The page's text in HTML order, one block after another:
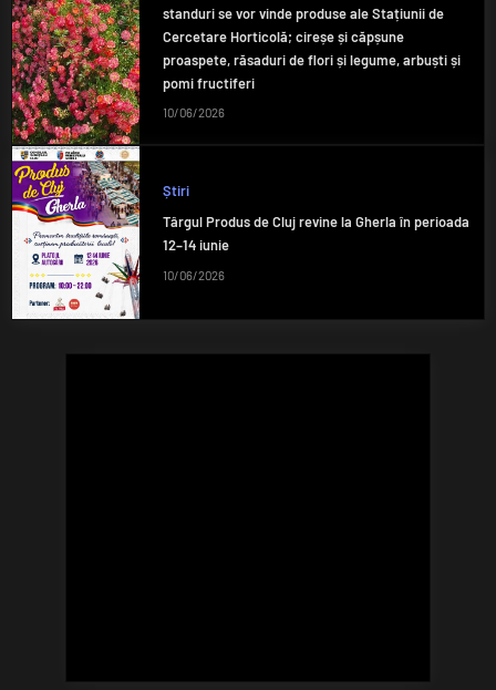
standuri se vor vinde produse ale Stațiunii de
Cercetare Horticolă; cireșe și căpșune
proaspete, răsaduri de flori și legume, arbuști și
pomi fructiferi
10/06/2026
Știri
Târgul Produs de Cluj revine la Gherla în perioada
12–14 iunie
10/06/2026